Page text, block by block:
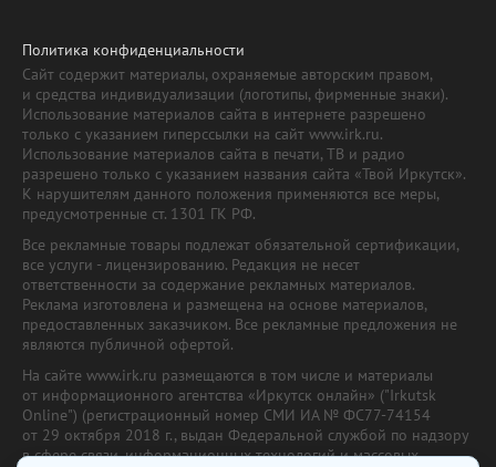
Политика конфиденциальности
Сайт содержит материалы, охраняемые авторским правом,
и средства индивидуализации (логотипы, фирменные знаки).
Использование материалов сайта в интернете разрешено
только с указанием гиперссылки на сайт www.irk.ru.
Использование материалов сайта в печати, ТВ и радио
разрешено только с указанием названия сайта «Твой Иркутск».
К нарушителям данного положения применяются все меры,
предусмотренные ст. 1301 ГК РФ.
Все рекламные товары подлежат обязательной сертификации,
все услуги - лицензированию. Редакция не несет
ответственности за содержание рекламных материалов.
Реклама изготовлена и размещена на основе материалов,
предоставленных заказчиком. Все рекламные предложения не
являются публичной офертой.
На сайте www.irk.ru размещаются в том числе и материалы
от информационного агентства «Иркутск онлайн» ("Irkutsk
Online") (регистрационный номер СМИ ИА № ФС77-74154
от 29 октября 2018 г., выдан Федеральной службой по надзору
в сфере связи, информационных технологий и массовых